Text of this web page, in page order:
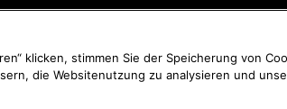
klicken, stimmen Sie der Speicherung von
die Websitenutzung zu analysieren und